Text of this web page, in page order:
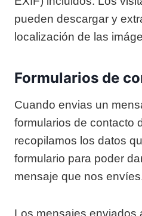
pueden descargar y
localización de las
Formularios de
Cuando envias un
formularios de contacto
recopilamos los datos
formulario para poder
mensaje que nos
Los mensajes enviados